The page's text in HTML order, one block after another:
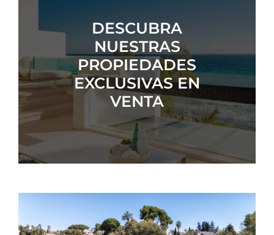
DESCUBRA
NUESTRAS
PROPIEDADES
EXCLUSIVAS EN
VENTA